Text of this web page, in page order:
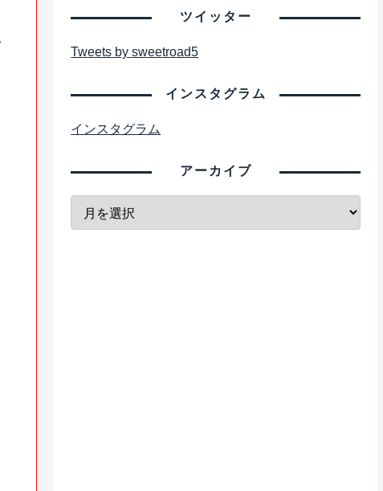
ツイッター
Tweets by sweetroad5
インスタグラム
インスタグラム
アーカイブ